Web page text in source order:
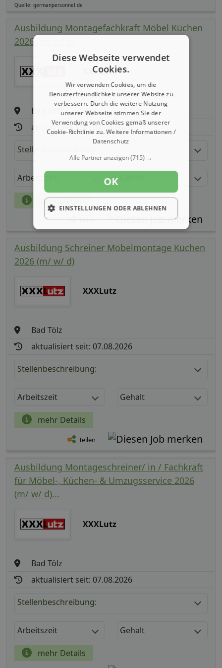
Quelle: germanpersonnel.de
Ausbildung Montagefachkraft Möbel Küchen
2026 (m/ w/ d)
XXXLutz
Bad Tölz
aktualisiert seit: 07.08.2026
Stellenbeschreibung:
Arbeitszeit
mehr Details
Teilen
Ausbildung Schreiner Möbelmontage Küchen
2026 (m/ w/ d)
XXXLutz
Bad Tölz
aktualisiert seit: 07.08.2026
Stellenbeschreibung:
Arbeitszeit Gehalt
mehr Details
Teilen
Ausbildung Montageschreiner/ in / Fachkraft
für Möbel-, Küchen- & Umzugsservice 2026
(m/ w/ d)...
XXXLutz
Bad Tölz
aktualisiert seit: 07.08.2026
Stellenbeschreibung:
Arbeitszeit Gehalt
mehr Details
Diese Webseite verwendet
Cookies.
Wir verwenden Cookies, um die
Benutzerfreundlichkeit unserer Website zu
verbessern. Durch die weitere Nutzung
unserer Webseite stimmen Sie der
Verwendung von Cookies gemäß unserer
Cookie-Richtlinie zu.Weitere Informationen /
Datenschutz
Alle Partner anzeigen(715) →
OK
EINSTELLUNGEN ODER ABLEHNEN